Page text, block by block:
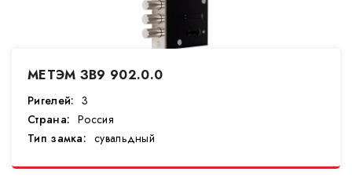
МЕТЭМ ЗВ9 902.0.0
Ригелей: 3
Страна: Россия
Тип замка: сувальдный